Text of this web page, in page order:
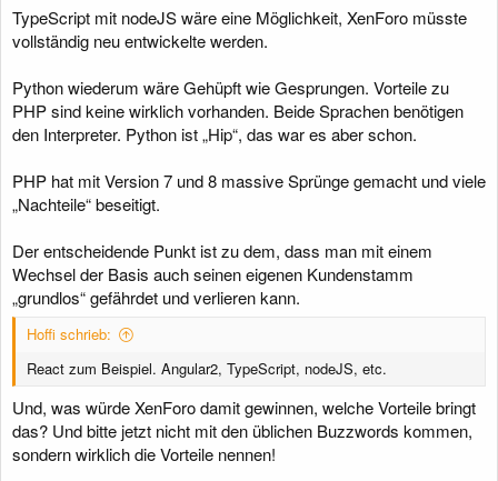
TypeScript mit nodeJS wäre eine Möglichkeit, XenForo müsste
vollständig neu entwickelte werden.
Python wiederum wäre Gehüpft wie Gesprungen. Vorteile zu
PHP sind keine wirklich vorhanden. Beide Sprachen benötigen
den Interpreter. Python ist „Hip“, das war es aber schon.
PHP hat mit Version 7 und 8 massive Sprünge gemacht und viele
„Nachteile“ beseitigt.
Der entscheidende Punkt ist zu dem, dass man mit einem
Wechsel der Basis auch seinen eigenen Kundenstamm
„grundlos“ gefährdet und verlieren kann.
Hoffi schrieb:
React zum Beispiel. Angular2, TypeScript, nodeJS, etc.
Und, was würde XenForo damit gewinnen, welche Vorteile bringt
das? Und bitte jetzt nicht mit den üblichen Buzzwords kommen,
sondern wirklich die Vorteile nennen!